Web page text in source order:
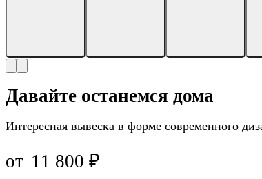
Давайте останемся дома
Интересная вывеска в форме современного
от 11 800 ₽